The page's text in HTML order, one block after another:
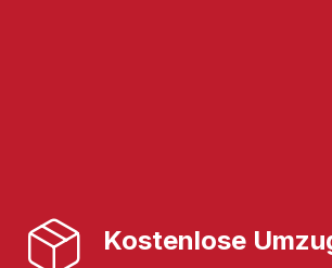
Kostenlose